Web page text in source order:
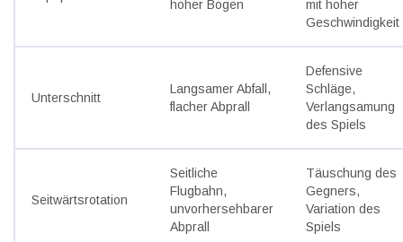
hoher Bogen
mit hoher
Geschwindigkeit
Unterschnitt
Langsamer Abfall,
flacher Abprall
Defensive
Schläge,
Verlangsamung
des Spiels
Seitwärtsrotation
Seitliche
Flugbahn,
unvorhersehbarer
Abprall
Täuschung des
Gegners,
Variation des
Spiels